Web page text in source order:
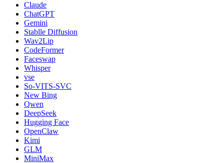
Claude
ChatGPT
Gemini
Stablle Diffusion
Wav2Lip
CodeFormer
Faceswap
Whisper
vse
So-VITS-SVC
New Bing
Qwen
DeepSeek
Hugging Face
OpenClaw
Kimi
GLM
MiniMax